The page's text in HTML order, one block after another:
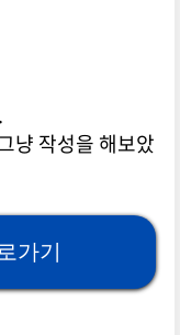
냥 작성을 해보았
가기